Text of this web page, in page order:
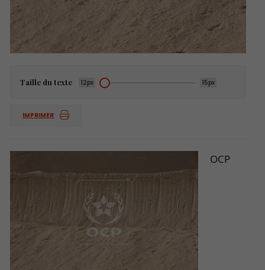
Taille du texte 12px 15px
IMPRIMER
OCP